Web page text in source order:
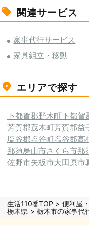
関連サービス
家事代行サービス
家具組立・移動
エリアで探す
下都賀郡野木町下都賀
芳賀郡茂木町芳賀郡益
塩谷郡塩谷町塩谷郡高
那須烏山市さくら市那
佐野市矢板市大田原市
生活110番TOP 便利屋
栃木県
栃木市の家事代